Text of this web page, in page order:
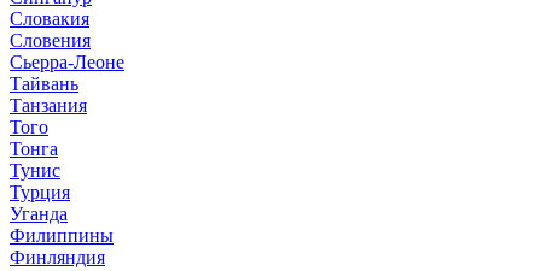
Словакия
Словения
Сьерра-Леоне
Тайвань
Танзания
Того
Тонга
Тунис
Турция
Уганда
Филиппины
Финляндия